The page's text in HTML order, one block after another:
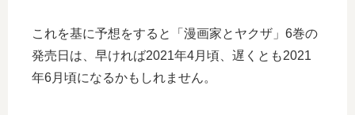
これを基に予想をすると「漫画家とヤクザ」6巻の
発売日は、早ければ2021年4月頃、遅くとも2021
年6月頃になるかもしれません。